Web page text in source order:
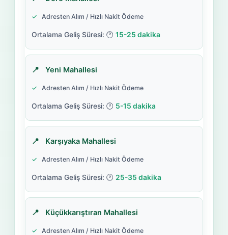
Adresten Alım / Hızlı Nakit Ödeme
15-25 dakika
Yeni Mahallesi
Adresten Alım / Hızlı Nakit Ödeme
5-15 dakika
Karşıyaka Mahallesi
Adresten Alım / Hızlı Nakit Ödeme
25-35 dakika
Küçükkarıştıran Mahallesi
Adresten Alım / Hızlı Nakit Ödeme